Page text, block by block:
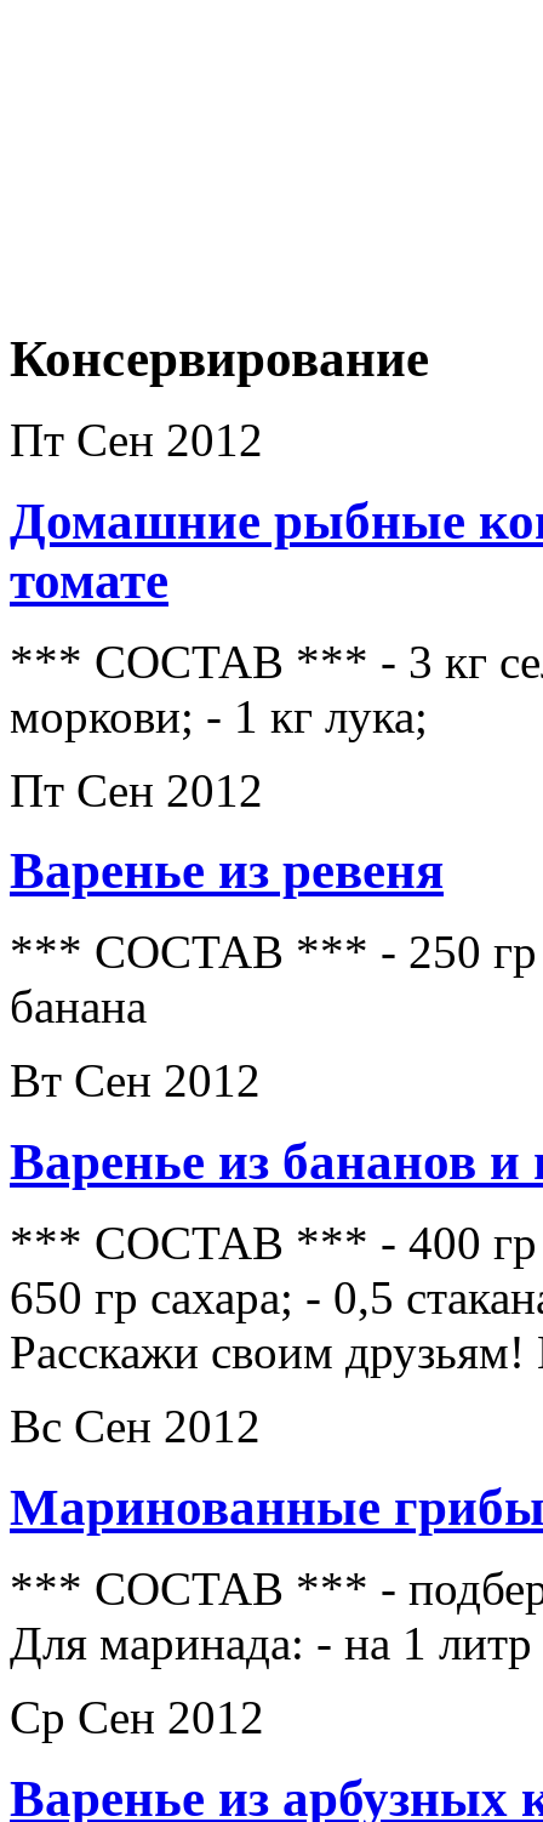
Консервирование
Пт Сен 2012
Домашние рыбные
томате
*** СОСТАВ *** - 3 кг
моркови; - 1 кг лука;
Пт Сен 2012
Варенье из ревеня
*** СОСТАВ *** - 250 гр
банана
Вт Сен 2012
Варенье из бананов и
*** СОСТАВ *** - 400 гр
650 гр сахара; - 0,5
Расскажи своим
Вс Сен 2012
Маринованные
*** СОСТАВ *** -
Для маринада: - на 1
Ср Сен 2012
Варенье из арбузных